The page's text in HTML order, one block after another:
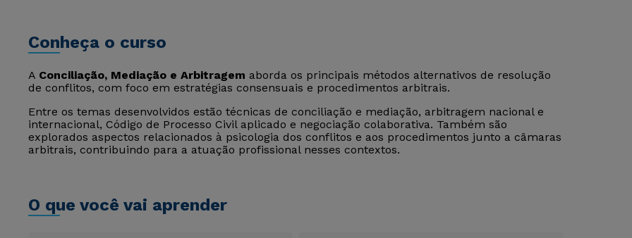
Conheça o curso
A Conciliação, Mediação e Arbitragem aborda os principais métodos alternativos de resolução
de conflitos, com foco em estratégias consensuais e procedimentos arbitrais.
Entre os temas desenvolvidos estão técnicas de conciliação e mediação, arbitragem nacional e
internacional, Código de Processo Civil aplicado e negociação colaborativa. Também são
explorados aspectos relacionados à psicologia dos conflitos e aos procedimentos junto a câmaras
arbitrais, contribuindo para a atuação profissional nesses contextos.
O que você vai aprender